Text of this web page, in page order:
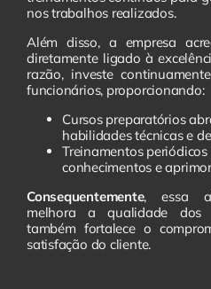
nos trabalhos realizados.
Além disso, a empresa
diretamente ligado à
razão, investe
funcionários, proporcionando:
Cursos preparatórios
habilidades técnicas e
Treinamentos
conhecimentos e
Consequentemente, essa
melhora a qualidade dos
também fortalece o
satisfação do cliente.